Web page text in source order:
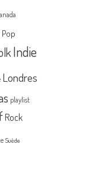
Indie
Londres
playlist
Rock
Suède